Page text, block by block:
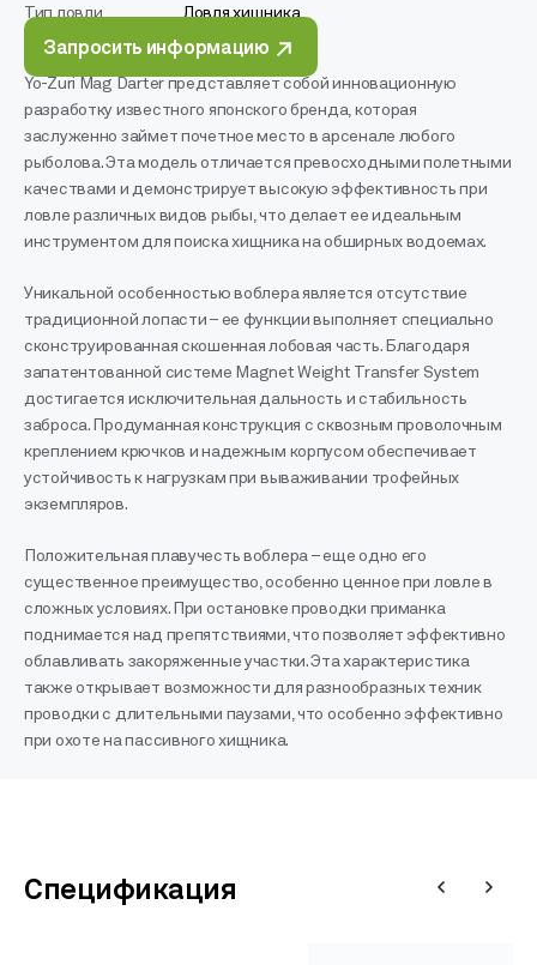
Тип ловли
Ловля хищника
Запросить информацию
Yo-Zuri Mag Darter представляет собой инновационную
разработку известного японского бренда, которая
заслуженно займет почетное место в арсенале любого
рыболова. Эта модель отличается превосходными полетными
качествами и демонстрирует высокую эффективность при
ловле различных видов рыбы, что делает ее идеальным
инструментом для поиска хищника на обширных водоемах.
Уникальной особенностью воблера является отсутствие
традиционной лопасти – ее функции выполняет специально
сконструированная скошенная лобовая часть. Благодаря
запатентованной системе Magnet Weight Transfer System
достигается исключительная дальность и стабильность
заброса. Продуманная конструкция с сквозным проволочным
креплением крючков и надежным корпусом обеспечивает
устойчивость к нагрузкам при вываживании трофейных
экземпляров.
Положительная плавучесть воблера – еще одно его
существенное преимущество, особенно ценное при ловле в
сложных условиях. При остановке проводки приманка
поднимается над препятствиями, что позволяет эффективно
облавливать закоряженные участки. Эта характеристика
также открывает возможности для разнообразных техник
проводки с длительными паузами, что особенно эффективно
при охоте на пассивного хищника.
Спецификация